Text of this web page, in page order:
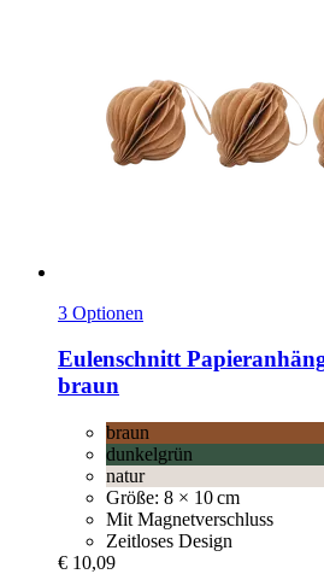
3 Optionen
Eulenschnitt
braun
braun
dunkelgrün
natur
Größe: 8 × 10 cm
Mit Magnetverschluss
Zeitloses Design
€ 10,09